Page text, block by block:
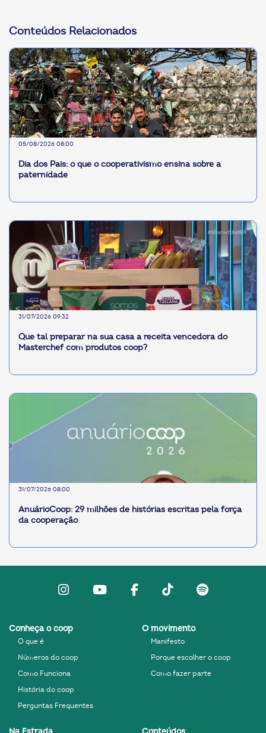
Conteúdos Relacionados
05/08/2026 08:00
Dia dos Pais: o que o cooperativismo ensina sobre a
paternidade
31/07/2026 09:32
Que tal preparar na sua casa a receita vencedora do
Masterchef com produtos coop?
31/07/2026 08:00
AnuárioCoop: 29 milhões de histórias escritas pela força
da cooperação
InstagramYoutubefacebookTiktokSpotify
Conheça o coop
O que é
Números do coop
Como Funciona
História do coop
Perguntas Frequentes
O movimento
Manifesto
Porque escolher o coop
Como fazer parte